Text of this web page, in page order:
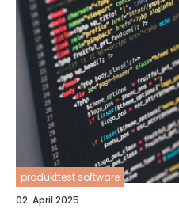
produkttest software
02. April 2025